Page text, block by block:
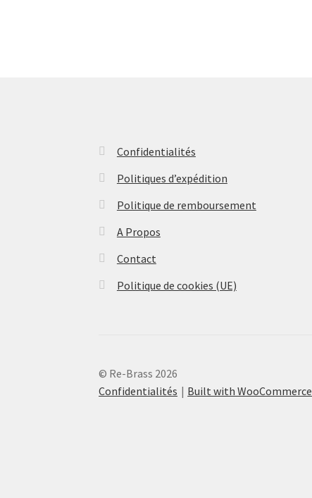
Confidentialités
Politiques d’expédition
Politique de remboursement
A Propos
Contact
Politique de cookies (UE)
© Re-Brass 2026
Confidentialités
Built with WooCommerce